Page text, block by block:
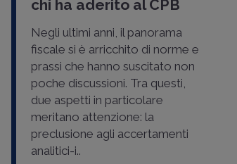
chi ha aderito al CPB
Negli ultimi anni, il panorama
fiscale si è arricchito di norme e
prassi che hanno suscitato non
poche discussioni. Tra questi,
due aspetti in particolare
meritano attenzione: la
preclusione agli accertamenti
analitici-i..